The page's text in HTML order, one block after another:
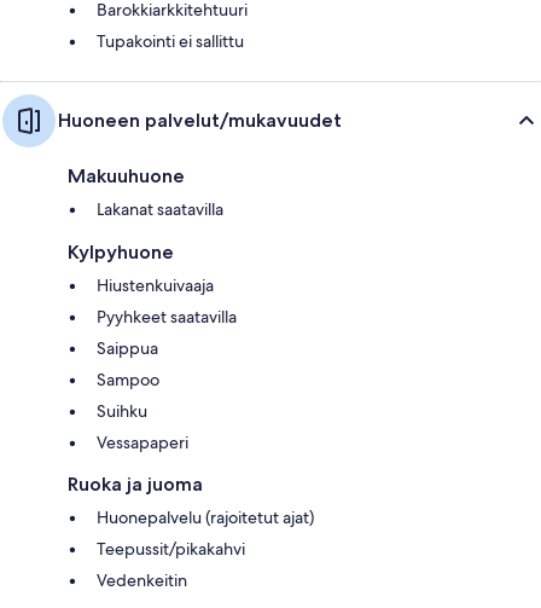
Barokkiarkkitehtuuri
Tupakointi ei sallittu
Huoneen palvelut/mukavuudet
Makuuhuone
Lakanat saatavilla
Kylpyhuone
Hiustenkuivaaja
Pyyhkeet saatavilla
Saippua
Sampoo
Suihku
Vessapaperi
Ruoka ja juoma
Huonepalvelu (rajoitetut ajat)
Teepussit/pikakahvi
Vedenkeitin